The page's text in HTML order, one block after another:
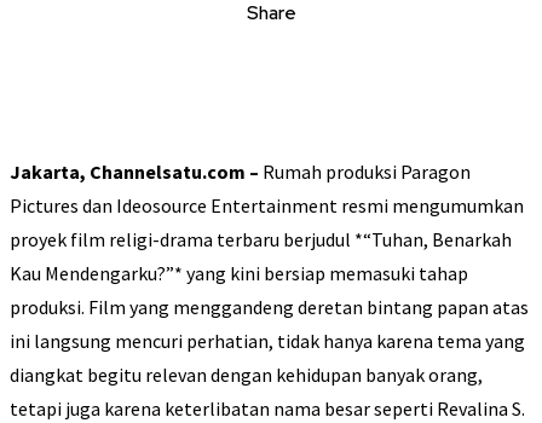
Share
Jakarta, Channelsatu.com – Rumah produksi Paragon
Pictures dan Ideosource Entertainment resmi mengumumkan
proyek film religi-drama terbaru berjudul *“Tuhan, Benarkah
Kau Mendengarku?”* yang kini bersiap memasuki tahap
produksi. Film yang menggandeng deretan bintang papan atas
ini langsung mencuri perhatian, tidak hanya karena tema yang
diangkat begitu relevan dengan kehidupan banyak orang,
tetapi juga karena keterlibatan nama besar seperti Revalina S.